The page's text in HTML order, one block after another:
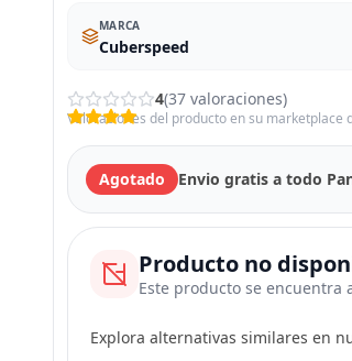
MARCA
Cuberspeed
4(37 valoraciones)
Valoraciones del producto en su marketplace
Agotado Envio gratis a todo
Producto no
Este producto se encuentra
Explora alternativas similares en